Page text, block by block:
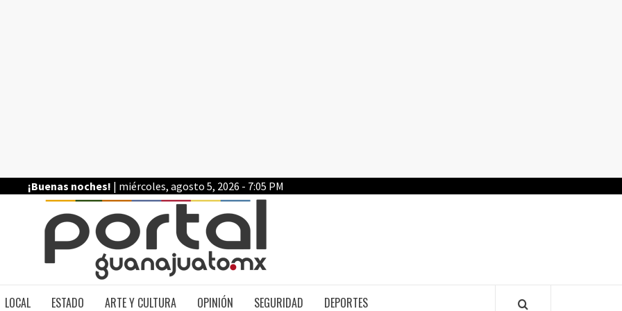
¡Buenas noches! | miércoles, agosto 5, 2026 - 7:05 PM
LOCAL ESTADO ARTE Y CULTURA OPINIÓN SEGURIDAD DEPORTES